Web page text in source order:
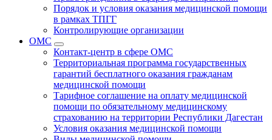
Порядок и условия оказания медицинской помощи
в рамках ТПГГ
Контролирующие организации
ОМС
Контакт-центр в сфере ОМС
Территориальная программа государственных
гарантий бесплатного оказания гражданам
медицинской помощи
Тарифное соглашение на оплату медицинской
помощи по обязательному медицинскому
страхованию на территории Республики Дагестан
Условия оказания медицинской помощи